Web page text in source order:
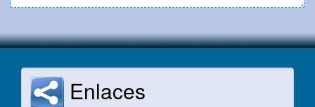
Enlaces